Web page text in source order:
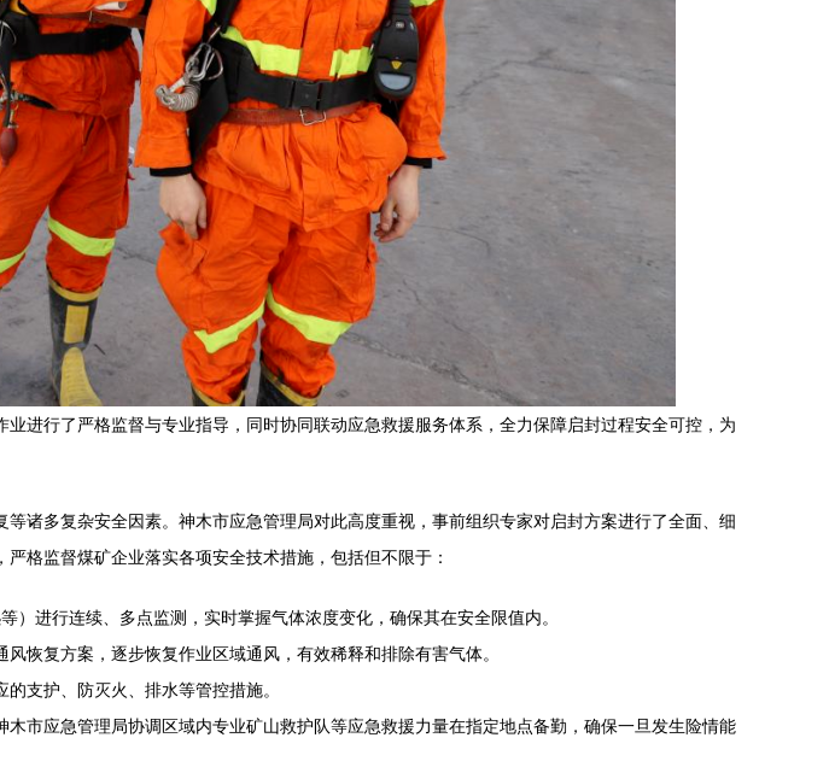
进行了严格监督与专业指导，同时协同联动应急救援服务体系，全力保障启封过程安全可控，为
诸多复杂安全因素。神木市应急管理局对此高度重视，事前组织专家对启封方案进行了全面、细
格监督煤矿企业落实各项安全技术措施，包括但不限于：
进行连续、多点监测，实时掌握气体浓度变化，确保其在安全限值内。
恢复方案，逐步恢复作业区域通风，有效稀释和排除有害气体。
支护、防灭火、排水等管控措施。
市应急管理局协调区域内专业矿山救护队等应急救援力量在指定地点备勤，确保一旦发生险情能